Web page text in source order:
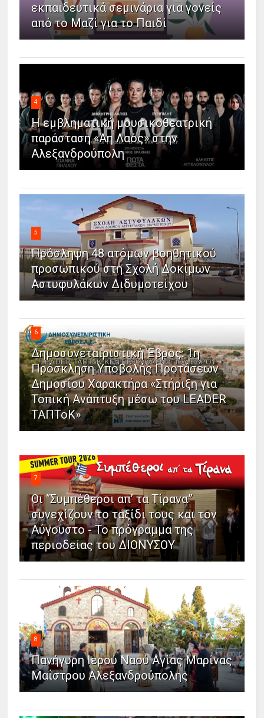
εκπαιδευτικά σεμινάρια για γονείς
από το Μαζί για το Παιδί
4
Η εμβληματική μουσικοθεατρική
παράσταση «Άη Λαός» στην
Αλεξανδρούπολη
5
Πρόσληψη 48 ατόμων βοηθητικού
προσωπικού στη Σχολή Δοκίμων
Αστυφυλάκων Διδυμοτείχου
6
Δημοσυνεταιριστική Έβρος: 1η
Πρόσκληση Υποβολής Προτάσεων
Δημοσίου Χαρακτήρα «Στήριξη για
Τοπική Ανάπτυξη μέσω του LEADER
ΤΑΠΤοΚ»
7
Οι “Συμπέθεροι απ’ τα Τίρανα”
συνεχίζουν το ταξίδι τους και τον
Αύγουστο - Το πρόγραμμα της
περιοδείας του ΔΙΟΝΥΣΟΥ
8
Πανήγυρη Ιερού Ναού Αγίας Μαρίνας
Μαΐστρου Αλεξανδρούπολης